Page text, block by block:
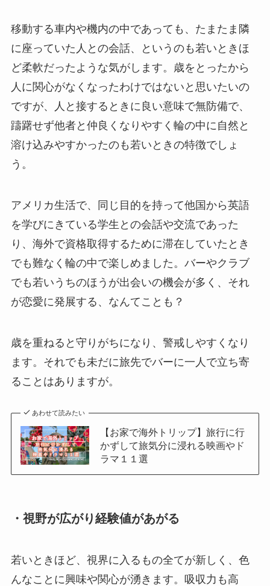
移動する車内や機内の中であっても、たまたま隣
に座っていた人との会話、というのも若いときほ
ど柔軟だったような気がします。歳をとったから
人に関心がなくなったわけではないと思いたいの
ですが、人と接するときに良い意味で無防備で、
躊躇せず他者と仲良くなりやすく輪の中に自然と
溶け込みやすかったのも若いときの特徴でしょ
う。
アメリカ生活で、同じ目的を持って他国から英語
を学びにきている学生との会話や交流であった
り、海外で資格取得するために滞在していたとき
でも難なく輪の中で楽しめました。バーやクラブ
でも若いうちのほうが出会いの機会が多く、それ
が恋愛に発展する、なんてことも？
歳を重ねると守りがちになり、警戒しやすくなり
ます。それでも未だに旅先でバーに一人で立ち寄
ることはありますが。
あわせて読みたい
【お家で海外トリップ】旅行に行
かずして旅気分に浸れる映画やド
ラマ１１選
・視野が広がり経験値があがる
若いときほど、視界に入るもの全てが新しく、色
んなことに興味や関心が湧きます。吸収力も高